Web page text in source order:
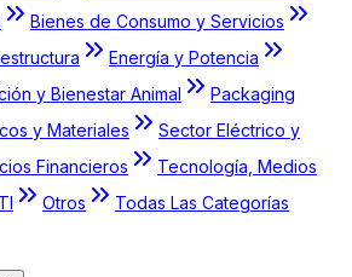
Bienes de Consumo y Servicios
Energía y Potencia
y Bienestar Animal
Packaging
y Materiales
Sector Eléctrico y
Financieros
Tecnología, Medios
Otros Todas Las Categorías